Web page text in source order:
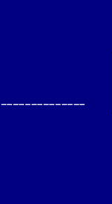
--------------